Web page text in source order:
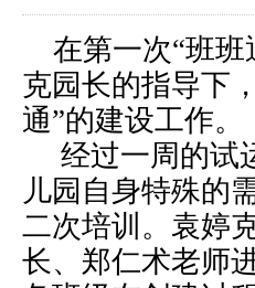
在第一次“班班
克园长的指导下
通”的建设工作。
经过一周的试
儿园自身特殊的
二次培训。袁婷
长、郑仁术老师